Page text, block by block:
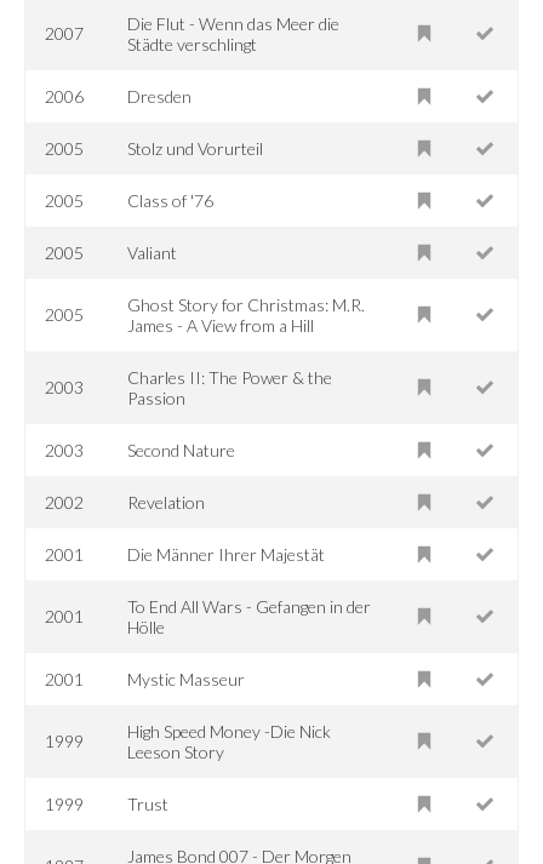
2007
Die Flut - Wenn das Meer die
Städte verschlingt
2006 Dresden
2005 Stolz und Vorurteil
2005 Class of '76
2005 Valiant
2005
Ghost Story for Christmas: M.R.
James - A View from a Hill
2003
Charles II: The Power & the
Passion
2003 Second Nature
2002 Revelation
2001 Die Männer Ihrer Majestät
2001
To End All Wars - Gefangen in der
Hölle
2001 Mystic Masseur
1999
High Speed Money -Die Nick
Leeson Story
1999 Trust
James Bond 007 - Der Morgen